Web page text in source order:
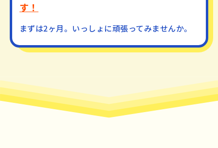
す！
まずは2ヶ月。いっしょに頑張ってみませんか。